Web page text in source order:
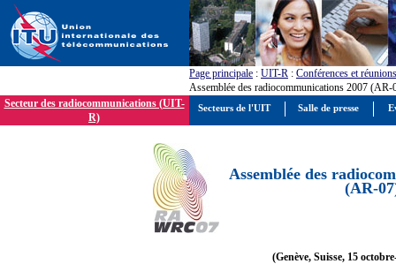
Page principale : UIT-R : Conférences et réunions
Assemblée des radiocommunications 2007 (AR-
Secteur des radiocommunications (UIT-
R)
Assemblée des
(AR-
(Genève, Suisse, 15
Secteurs de l'UIT Salle de presse